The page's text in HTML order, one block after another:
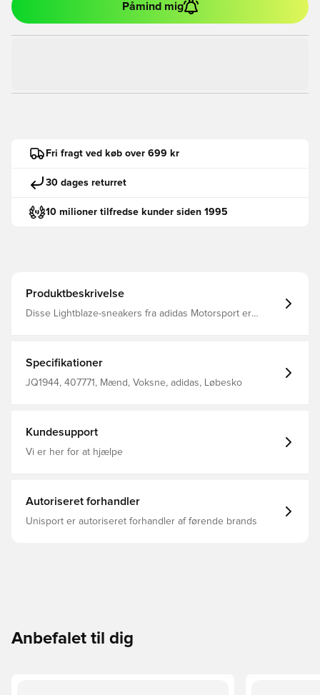
Påmind mig
Fri fragt ved køb over 699 kr
30 dages returret
10 milioner tilfredse kunder siden 1995
Produktbeskrivelse
Disse Lightblaze-sneakers fra adidas Motorsport er
bevæge dig med tophastighed. Ripstopoverdelen giver
øget holdbarhed, mens et Mercedes-AMG Formel 1-
holdlogo giver disse sneakers et signaturpræg.
Specifikationer
JQ1944, 407771, Mænd, Voksne, adidas, Løbesko
Kundesupport
Vi er her for at hjælpe
Autoriseret forhandler
Unisport er autoriseret forhandler af førende brands
Anbefalet til dig